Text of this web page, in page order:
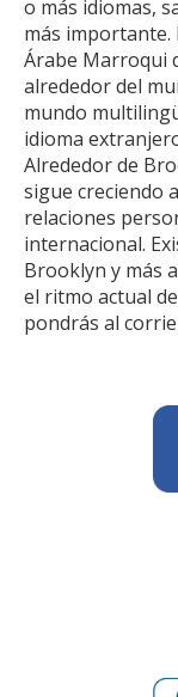
o más idiomas,
más importante.
Árabe Marroqui
alrededor del
mundo
idioma
Alrededor de
sigue creciendo
relaciones
internacional.
Brooklyn y más
el ritmo actual
pondrás al